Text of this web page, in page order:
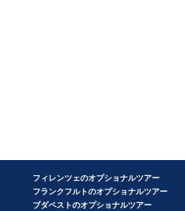
フィレンツェのオプショナルツアー
フランクフルトのオプショナルツアー
ブダペストのオプショナルツアー